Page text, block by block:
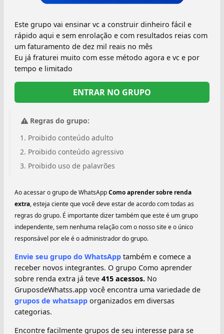
Este grupo vai ensinar vc a construir dinheiro fácil e
rápido aqui e sem enrolação e com resultados reias com
um faturamento de dez mil reais no mês
Eu já fraturei muito com esse método agora e vc e por
tempo e limitado
ENTRAR NO GRUPO
Regras do grupo:
Proibido conteúdo adulto
Proibido conteúdo agressivo
Proibido uso de palavrões
Ao acessar o grupo de WhatsAppComo aprender sobre renda
extra, esteja ciente que você deve estar de acordo com todas as
regras do grupo. É importante dizer também que este é um grupo
independente, sem nenhuma relação com o nosso site e o único
responsável por ele é o administrador do grupo.
Envie seu grupo do WhatsApp também e comece a
receber novos integrantes. O grupo Como aprender
sobre renda extra já teve 415 acessos. No
GruposdeWhatss.app você encontra uma variedade de
grupos de whatsapp organizados em diversas
categorias.
Encontre facilmente grupos de seu interesse para se